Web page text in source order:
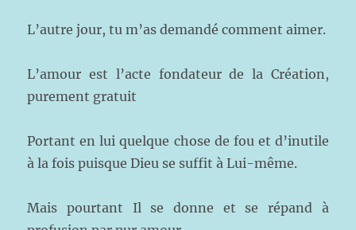
L’autre jour, tu m’as demandé comment aimer.
L’amour est l’acte fondateur de la Création,
purement gratuit
Portant en lui quelque chose de fou et d’inutile
à la fois puisque Dieu se suffit à Lui-même.
Mais pourtant Il se donne et se répand à